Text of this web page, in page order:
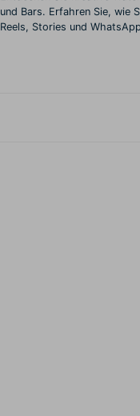
und Bars. Erfahren Sie, wie
Reels, Stories und